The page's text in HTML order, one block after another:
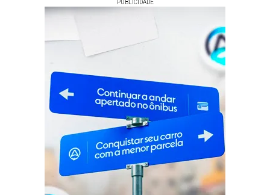
PUBLICIDADE